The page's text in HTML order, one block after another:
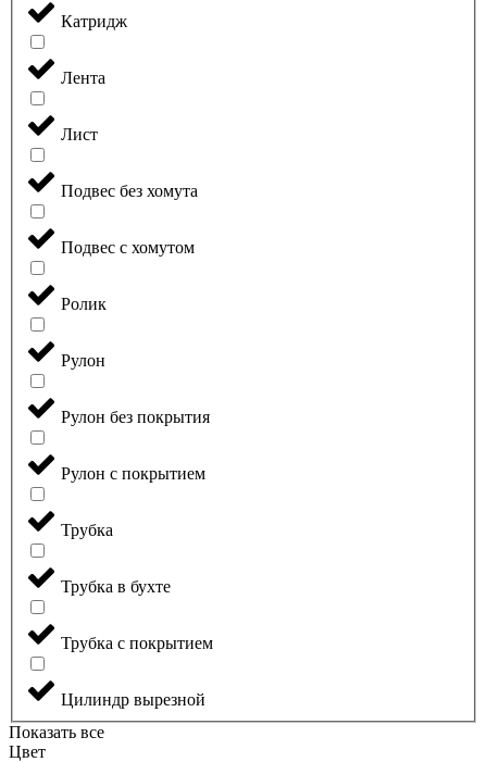
Катридж
Лента
Лист
Подвес без хомута
Подвес с хомутом
Ролик
Рулон
Рулон без покрытия
Рулон с покрытием
Трубка
Трубка в бухте
Трубка с покрытием
Цилиндр вырезной
Показать все
Цвет